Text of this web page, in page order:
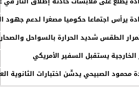
يرأس اجتماعا حكوميا مصغرا لدعم جهود
الطقس شديد الحرارة بالسواحل
الخارجية يستقبل السفير الأمريكي
الصبيحي يدشّن اختبارات الثانوية